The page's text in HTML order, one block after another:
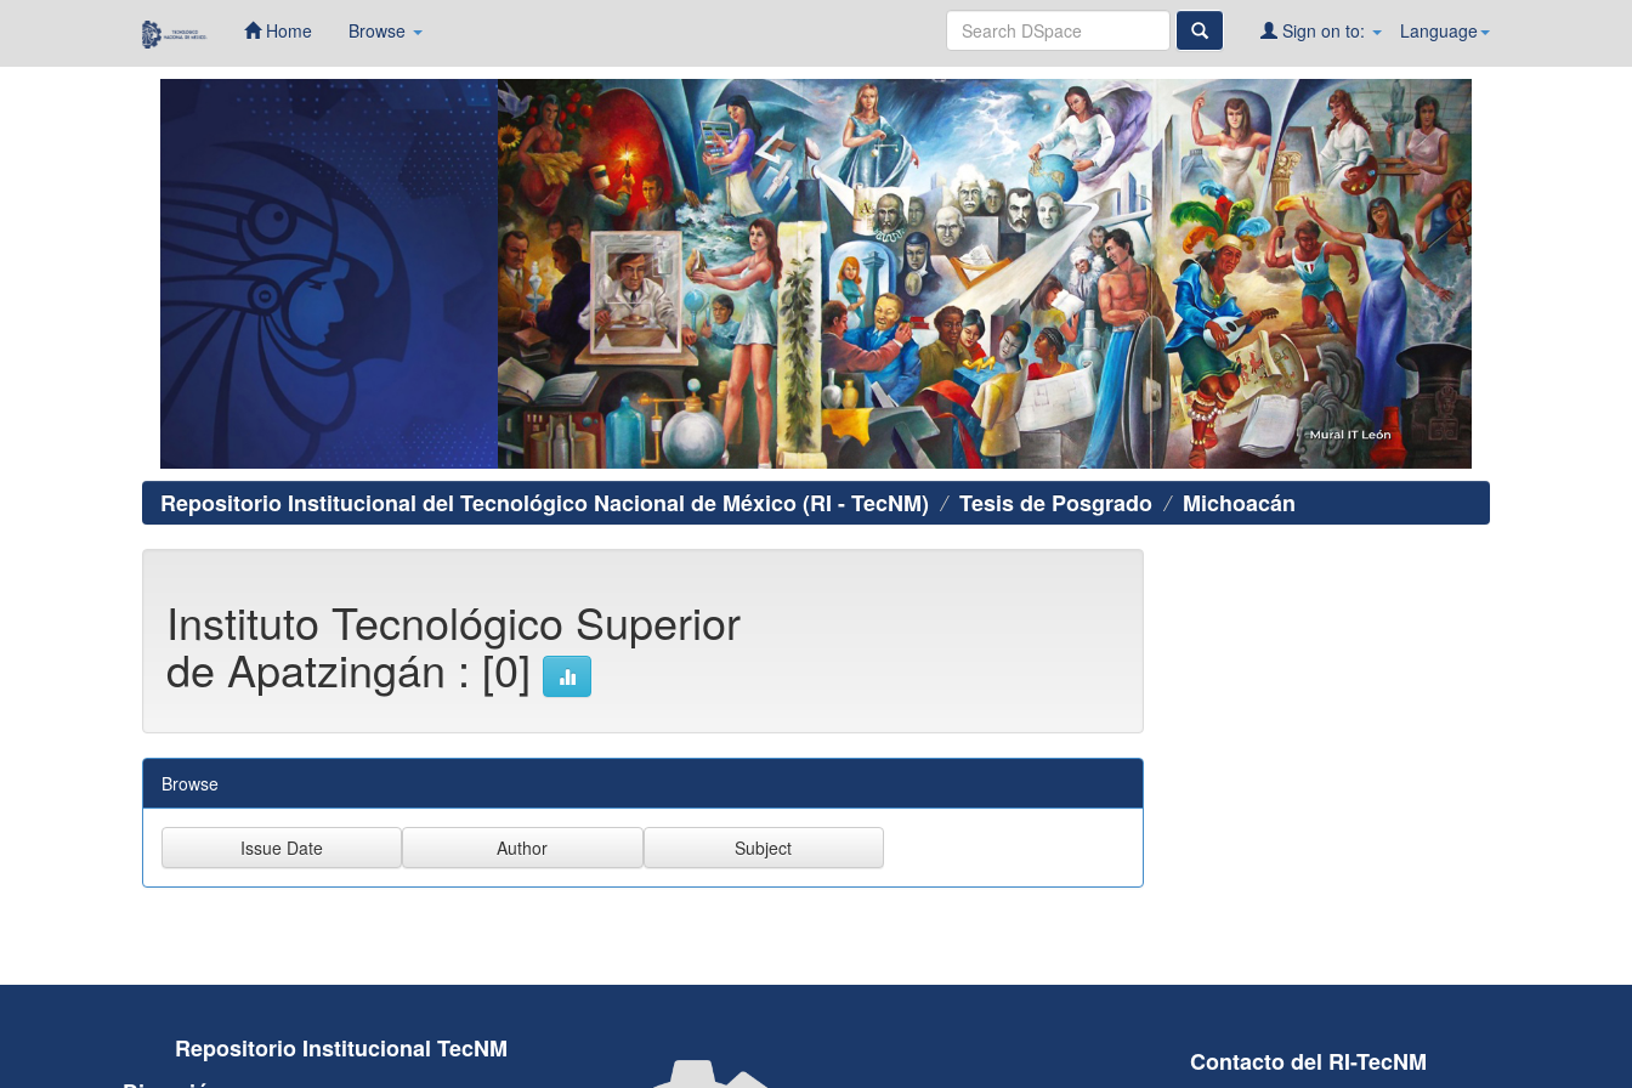
Home Browse Language
Sign on to:
Repositorio Institucional del Tecnológico Nacional de México (RI - TecNM) Tesis de Posgrado Michoacán
Instituto Tecnológico Superior
de Apatzingán : [0]
Browse
Repositorio Institucional TecNM
Contacto del RI-TecNM